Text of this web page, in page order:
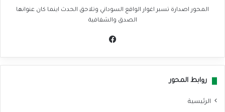
المحور اصدارة تسبر اغوار الواقع السوداني وتلاحق الحدث اينما كان عنوانها
الصدق والشفافية
روابط المحور
الرئيسية